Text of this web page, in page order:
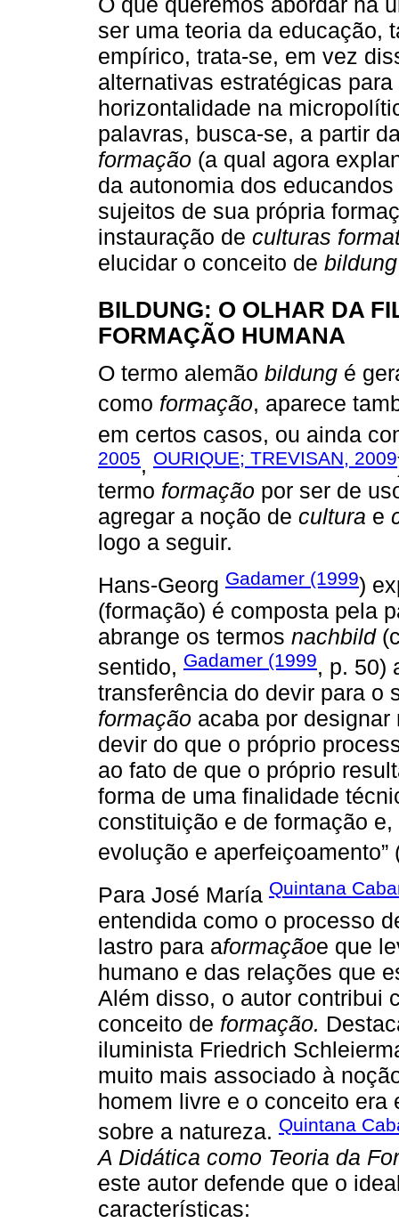
ser uma teoria da educação,
empírico, trata-se, em vez
alternativas estratégicas
horizontalidade na
palavras, busca-se, a partir
formação (a qual agora
da autonomia dos
sujeitos de sua própria
instauração de culturas
elucidar o conceito de bildung
BILDUNG: O OLHAR DA
FORMAÇÃO HUMANA
O termo alemão bildung é
como formação, aparece
em certos casos, ou ainda
2005, OURIQUE; TREVISAN, 2009
termo formação por ser de
agregar a noção de cultura e
logo a seguir.
Hans-Georg Gadamer (1999)
(formação) é composta pela
abrange os termos nachbild
sentido, Gadamer (1999, p. 50)
transferência do devir para o
formação acaba por designar
devir do que o próprio
ao fato de que o próprio
forma de uma finalidade
constituição e de formação
evolução e aperfeiçoamento”
Para José María Quintana
entendida como o processo
lastro para aformaçãoe que
humano e das relações que
Além disso, o autor contribui
conceito de formação.
iluminista Friedrich
muito mais associado à
homem livre e o conceito era
sobre a natureza. Quintana
A Didática como Teoria da
este autor defende que o
características: